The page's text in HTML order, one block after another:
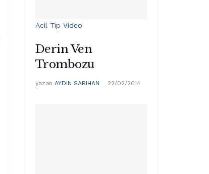
Acil Tıp Video
Derin Ven
Trombozu
yazan AYDIN SARIHAN 22/02/2014